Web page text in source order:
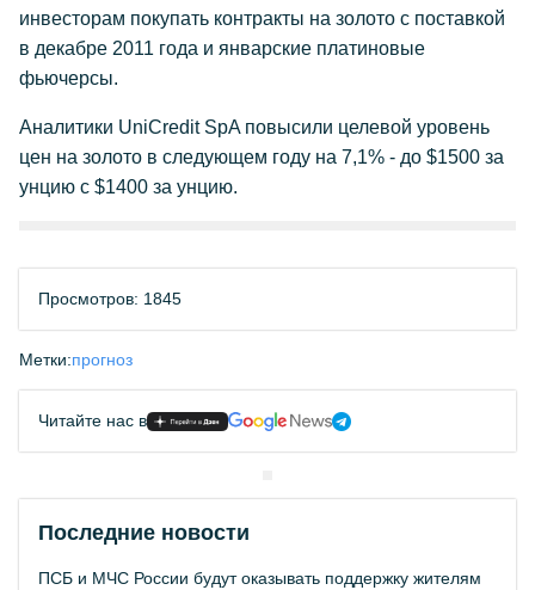
инвесторам покупать контракты на золото с поставкой
в декабре 2011 года и январские платиновые
фьючерсы.
Аналитики UniCredit SpA повысили целевой уровень
цен на золото в следующем году на 7,1% - до $1500 за
унцию с $1400 за унцию.
Просмотров: 1845
Метки:прогноз
Читайте нас в
Последние новости
ПСБ и МЧС России будут оказывать поддержку жителям